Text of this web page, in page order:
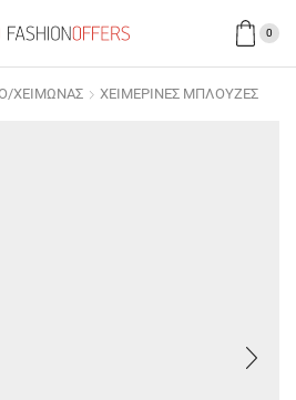
0
ΧΕΙΜΩΝΑΣ ΧΕΙΜΕΡΙΝΕΣ ΜΠΛΟΥΖΕΣ